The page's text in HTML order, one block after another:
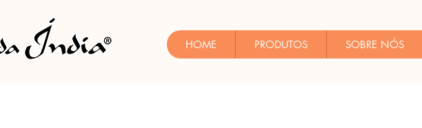
HOME PRODUTOS SOBRE NÓS